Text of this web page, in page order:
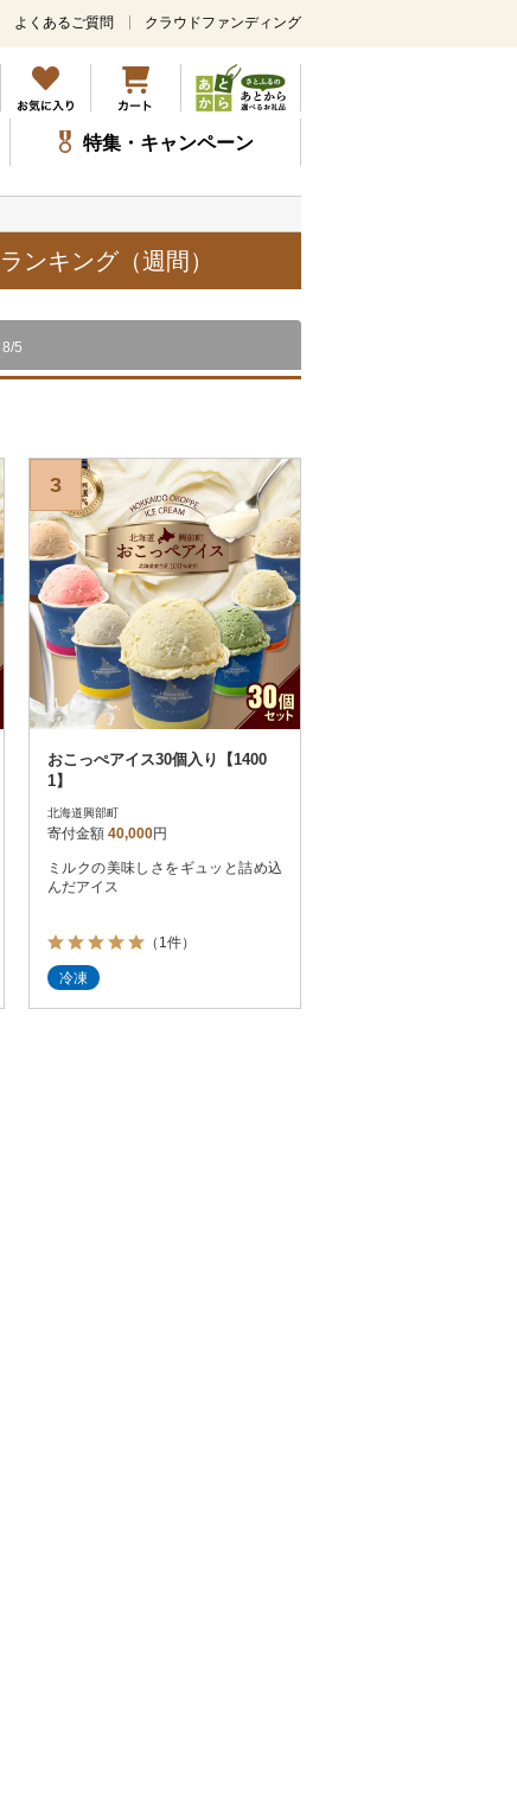
メ
ン
コ
ン
テ
ツ
キ
ッ
プ
よくあるご質問 クラウドファンディング
特集・キャンペーン
ンキング（週間）
5
3
おこっぺアイス30個入り【1400
1】
北海道興部町
寄付金額 40,000円
ミルクの美味しさをギュッと詰め込
んだアイス
（1件）
冷凍